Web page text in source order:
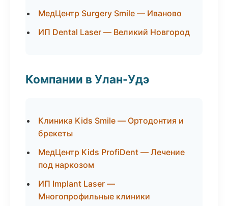
МедЦентр Surgery Smile — Иваново
ИП Dental Laser — Великий Новгород
Компании в Улан-Удэ
Клиника Kids Smile — Ортодонтия и
брекеты
МедЦентр Kids ProfiDent — Лечение
под наркозом
ИП Implant Laser —
Многопрофильные клиники